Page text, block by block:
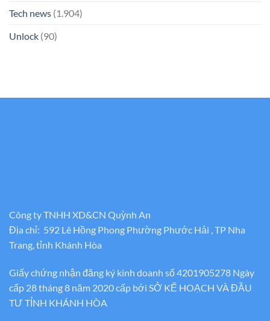
Tech news (1.904)
Unlock (90)
Công ty TNHH XD&CN Quỳnh An
Địa chỉ: 592 Lê Hồng Phong Phường Phước Hải , TP Nha
Trang, tỉnh Khánh Hòa
Giấy chứng nhận đăng ký kinh doanh số 4201905278 Ngày
cấp 28 tháng 8 năm 2020 cấp bới SỞ KẾ HOẠCH VÀ ĐẦU
TƯ TỈNH KHÁNH HÒA